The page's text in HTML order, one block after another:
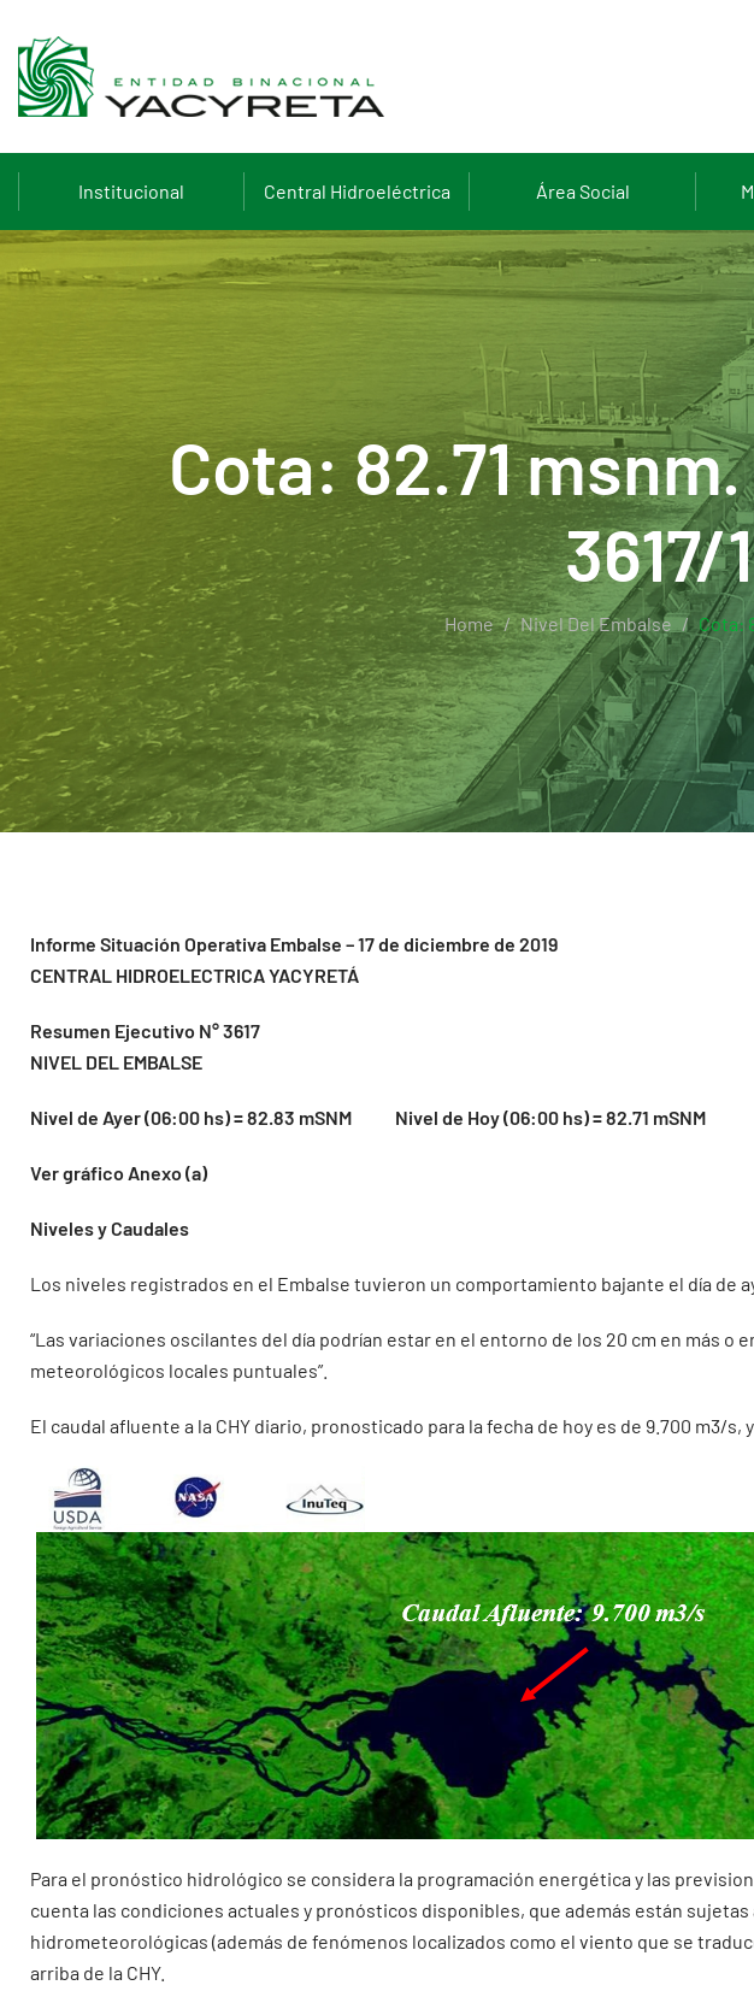
Institucional Central Hidroeléctrica Área Social
Cota: 82.71
3617/
Home Nivel Del Embalse Cota:
Informe Situación Operativa Embalse – 17 de diciembre de 2019
CENTRAL HIDROELECTRICA YACYRETÁ
Resumen Ejecutivo N° 3617
NIVEL DEL EMBALSE
Nivel de Ayer (06:00 hs) = 82.83 mSNM Nivel de Hoy (06:00 hs) = 82.71 mSNM
Ver gráfico Anexo (a)
Niveles y Caudales
Los niveles registrados en el Embalse tuvieron un comportamiento bajante el día de
“Las variaciones oscilantes del día podrían estar en el entorno de los 20 cm en más o
meteorológicos locales puntuales”.
El caudal afluente a la CHY diario, pronosticado para la fecha de hoy es de 9.700 m3/
Para el pronóstico hidrológico se considera la programación energética y las
cuenta las condiciones actuales y pronósticos disponibles, que además están
hidrometeorológicas (además de fenómenos localizados como el viento que se
arriba de la CHY.